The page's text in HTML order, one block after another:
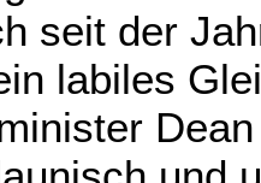
seit der
labiles